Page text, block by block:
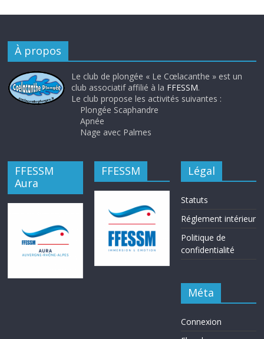
À propos
Le club de plongée « Le Cœlacanthe » est un
club associatif affilié à la FFESSM.
Le club propose les activités suivantes :
Plongée Scaphandre
Apnée
Nage avec Palmes
FFESSM
Aura
FFESSM Légal
Statuts
Réglement intérieur
Politique de
confidentialité
Méta
Connexion